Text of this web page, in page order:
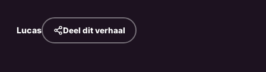
Lucas Deel dit verhaal